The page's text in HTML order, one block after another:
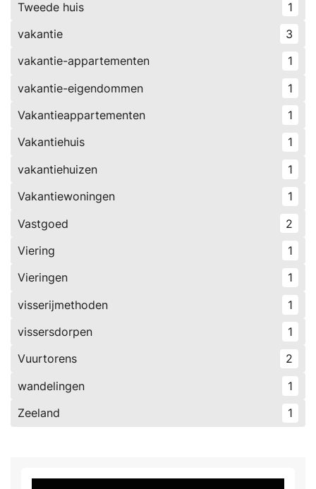
Tweede huis
1
vakantie
3
vakantie-appartementen
1
vakantie-eigendommen
1
Vakantieappartementen
1
Vakantiehuis
1
vakantiehuizen
1
Vakantiewoningen
1
Vastgoed
2
Viering
1
Vieringen
1
visserijmethoden
1
vissersdorpen
1
Vuurtorens
2
wandelingen
1
Zeeland
1